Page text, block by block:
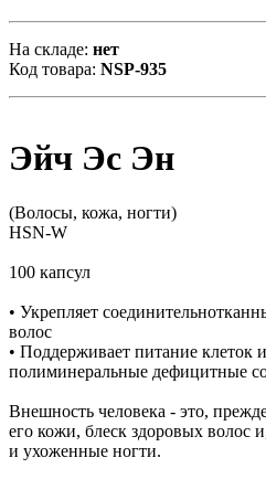
На складе: нет
Код товара: NSP-935
Эйч Эс Эн
(Волосы, кожа, ногти)
HSN-W
100 капсул
• Укрепляет
волос
• Поддерживает питание клеток
полиминеральные дефицитные
Внешность человека - это,
его кожи, блеск здоровых волос
и ухоженные ногти.